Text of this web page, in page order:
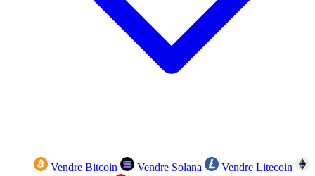
Vendre Bitcoin Vendre Solana
Vendre Litecoin